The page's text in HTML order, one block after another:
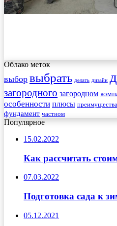
Облако меток
выбор выбрать делать дизайн
загородного загородном
особенности плюсы преимущества
фундамент частном
Популярное
15.02.2022
Как рассчитать
07.03.2022
Подготовка сада к
05.12.2021